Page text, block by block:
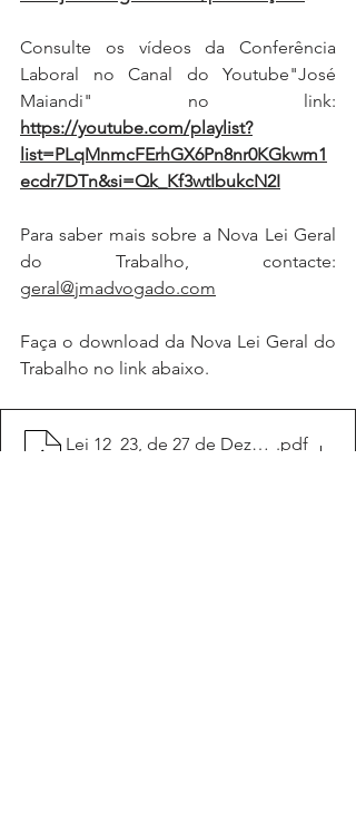
Consulte os vídeos da Conferência
Laboral no Canal do Youtube"José
https://youtube.com/playlist?
list=PLqMnmcFErhGX6Pn8nr0KGkwm1
ecdr7DTn&si=Qk_Kf3wtIbukcN2I
Para saber mais sobre a Nova Lei Geral
geral@jmadvogado.com
Faça o download da Nova Lei Geral do
Trabalho no link abaixo.
Lei 12_23, de 27 de Dezembro - Lei
.pdf